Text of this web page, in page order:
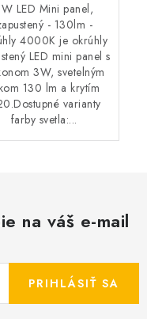
LED Mini panel,
- 130lm -
4000K je okrúhly
LED mini panel s
3W, svetelným
130 lm a krytím
varianty
farby svetla:...
na váš e-mail
PRIHLÁSIŤ SA